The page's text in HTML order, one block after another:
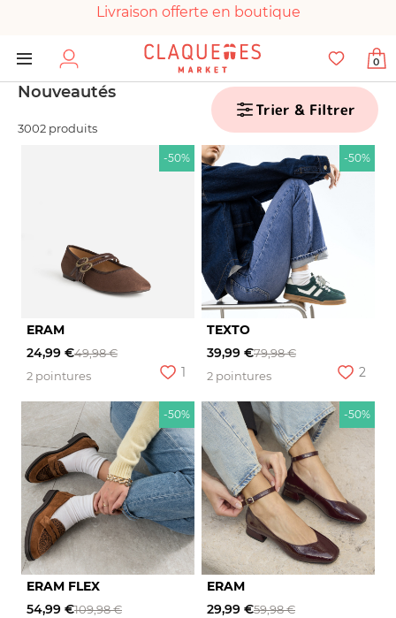
Livraison offerte en boutique
Paiement 100% sécurisé
Chaussures garanties en parfait état
0
Nouveautés
3002 produits
Trier & Filtrer
-50%
ERAM
24,99 €49,98 €
2 pointures
1
-50%
TEXTO
39,99 €79,98 €
2 pointures
2
-50%
ERAM FLEX
54,99 €109,98 €
-50%
ERAM
29,99 €59,98 €